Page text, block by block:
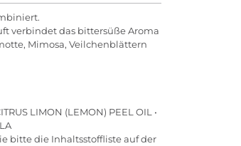
verbindet das bittersüße Aroma
Mimosa, Veilchenblättern
LIMON (LEMON) PEEL OIL •
bitte die Inhaltsstoffliste auf der